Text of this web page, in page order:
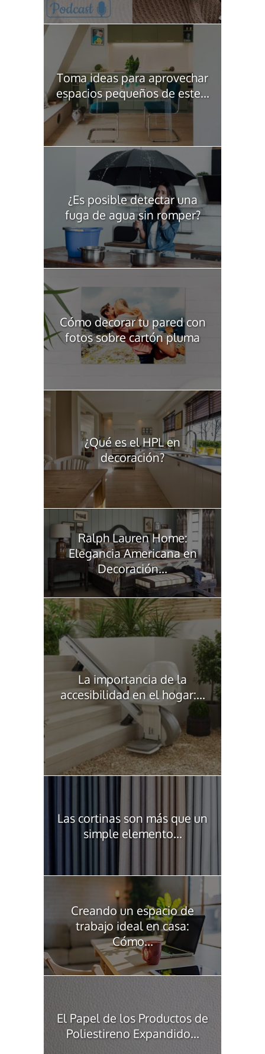
Toma ideas para aprovechar
espacios pequeños de este...
¿Es posible detectar una
fuga de agua sin romper?
Cómo decorar tu pared con
fotos sobre cartón pluma
¿Qué es el HPL en
decoración?
Ralph Lauren Home:
Elegancia Americana en
Decoración...
La importancia de la
accesibilidad en el hogar:...
Las cortinas son más que un
simple elemento...
Creando un espacio de
trabajo ideal en casa:
Cómo...
El Papel de los Productos de
Poliestireno Expandido...